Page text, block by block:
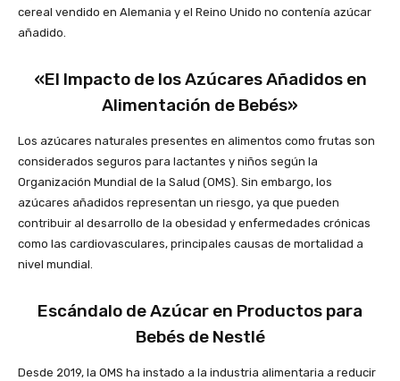
cereal vendido en Alemania y el Reino Unido no contenía azúcar
añadido.
«El Impacto de los Azúcares Añadidos en
Alimentación de Bebés»
Los azúcares naturales presentes en alimentos como frutas son
considerados seguros para lactantes y niños según la
Organización Mundial de la Salud (OMS). Sin embargo, los
azúcares añadidos representan un riesgo, ya que pueden
contribuir al desarrollo de la obesidad y enfermedades crónicas
como las cardiovasculares, principales causas de mortalidad a
nivel mundial.
Escándalo deAzúcar en Productos para
Bebés de Nestlé
Desde 2019, la OMS ha instado a la industria alimentaria a reducir